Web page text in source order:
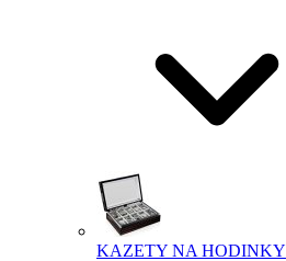
KAZETY NA HODINKY